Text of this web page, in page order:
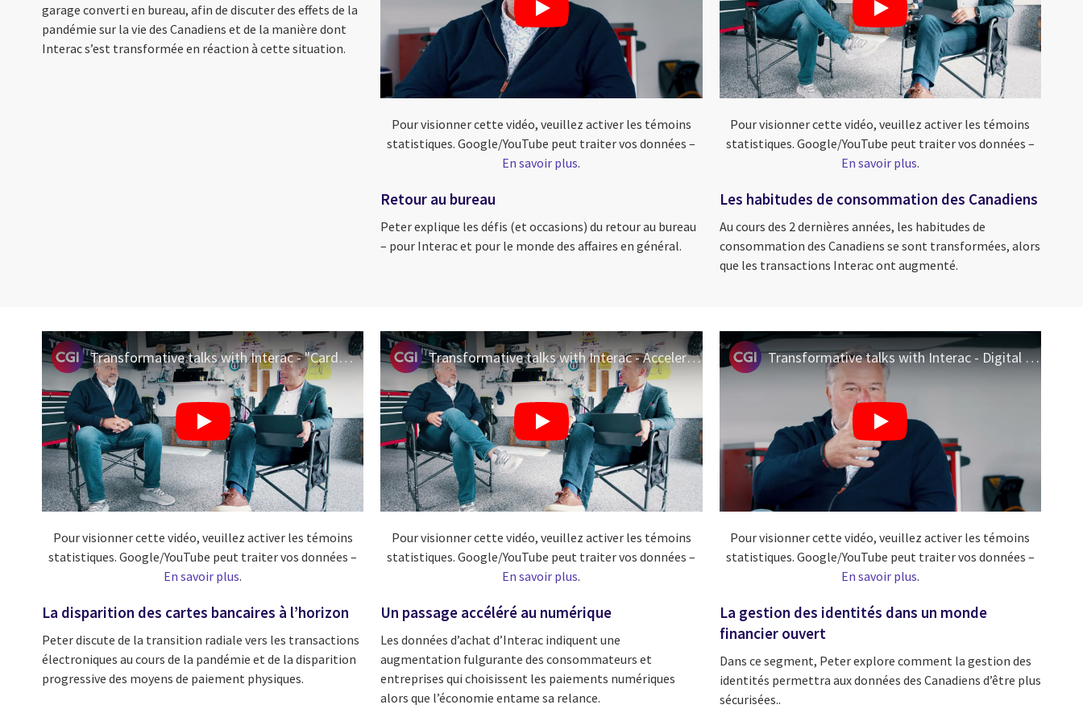
garage converti en bureau, afin de discuter des effets de la
pandémie sur la vie des Canadiens et de la manière dont
Interac s’est transformée en réaction à cette situation.
Pour visionner cette vidéo, veuillez activer les témoins
statistiques. Google/YouTube peut traiter vos données –
En savoir plus.
Retour au bureau
Peter explique les défis (et occasions) du retour au bureau
– pour Interac et pour le monde des affaires en général.
Pour visionner cette vidéo, veuillez activer les témoins
statistiques. Google/YouTube peut traiter vos données –
En savoir plus.
Les habitudes de consommation des Canadiens
Au cours des 2 dernières années, les habitudes de
consommation des Canadiens se sont transformées, alors
que les transactions Interac ont augmenté.
Transformative talks with Interac - "Cardmageddon" on the horizon
Pour visionner cette vidéo, veuillez activer les témoins
statistiques. Google/YouTube peut traiter vos données –
En savoir plus.
La disparition des cartes bancaires à l’horizon
Peter discute de la transition radiale vers les transactions
électroniques au cours de la pandémie et de la disparition
progressive des moyens de paiement physiques.
Transformative talks with Interac - Accelerated shift to digital
Pour visionner cette vidéo, veuillez activer les témoins
statistiques. Google/YouTube peut traiter vos données –
En savoir plus.
Un passage accéléré au numérique
Les données d’achat d’Interac indiquent une
augmentation fulgurante des consommateurs et
entreprises qui choisissent les paiements numériques
alors que l’économie entame sa relance.
Transformative talks with Interac - Digital ID in a open finance world
Pour visionner cette vidéo, veuillez activer les témoins
statistiques. Google/YouTube peut traiter vos données –
En savoir plus.
La gestion des identités dans un monde
financier ouvert
Dans ce segment, Peter explore comment la gestion des
identités permettra aux données des Canadiens d’être plus
sécurisées..